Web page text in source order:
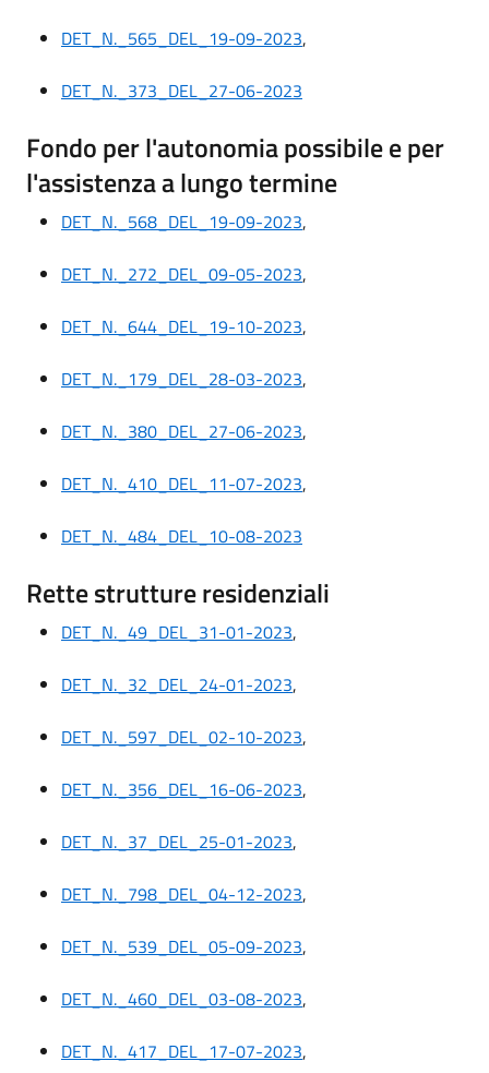
DET_N._565_DEL_19-09-2023,
DET_N._373_DEL_27-06-2023
Fondo per l'autonomia possibile e per
l'assistenza a lungo termine
DET_N._568_DEL_19-09-2023,
DET_N._272_DEL_09-05-2023,
DET_N._644_DEL_19-10-2023,
DET_N._179_DEL_28-03-2023,
DET_N._380_DEL_27-06-2023,
DET_N._410_DEL_11-07-2023,
DET_N._484_DEL_10-08-2023
Rette strutture residenziali
DET_N._49_DEL_31-01-2023,
DET_N._32_DEL_24-01-2023,
DET_N._597_DEL_02-10-2023,
DET_N._356_DEL_16-06-2023,
DET_N._37_DEL_25-01-2023,
DET_N._798_DEL_04-12-2023,
DET_N._539_DEL_05-09-2023,
DET_N._460_DEL_03-08-2023,
DET_N._417_DEL_17-07-2023,